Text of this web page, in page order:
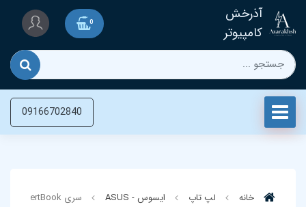
آذرخش
کامپیوتر
0
09166702840
خانه لپ تاپ‌ ایسوس - ASUS سری ExpertBook